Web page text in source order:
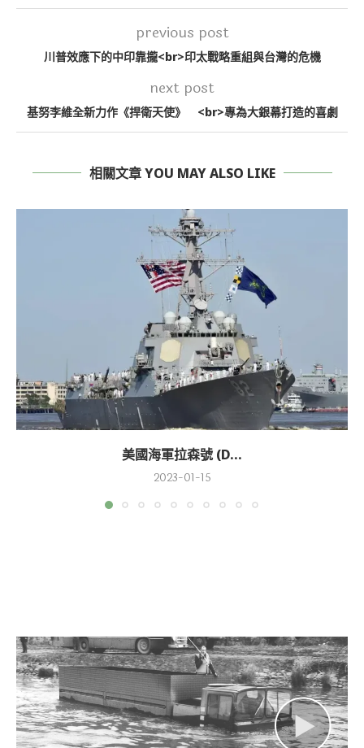
previous post
川普效應下的中印靠攏<br>印太戰略重組與台灣的危機
next post
基努李維全新力作《捍衛天使》 <br>專為大銀幕打造的喜劇
相關文章 YOU MAY ALSO LIKE
美國海軍拉森號 (D...
2023-01-15